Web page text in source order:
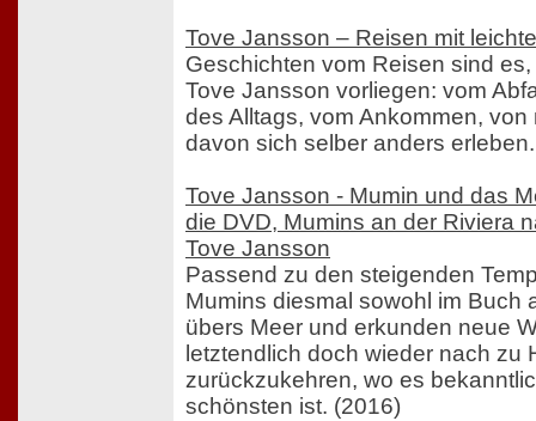
Tove Jansson – Reisen mit
Geschichten vom Reisen sind
Tove Jansson vorliegen: vom
des Alltags, vom Ankommen,
davon sich selber anders
Tove Jansson - Mumin und das
die DVD, Mumins an der Riviera
Tove Jansson
Passend zu den steigenden
Mumins diesmal sowohl im Buch
übers Meer und erkunden neue
letztendlich doch wieder nach zu
zurückzukehren, wo es
schönsten ist. (2016)